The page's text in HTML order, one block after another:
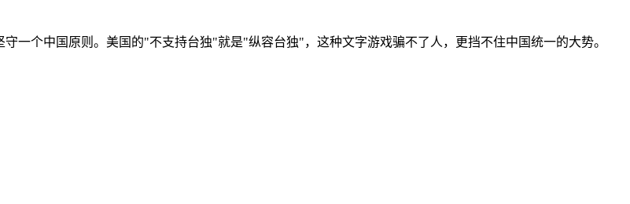
一个中国原则。美国的"不支持台独"就是"纵容台独"，这种文字游戏骗不了人，更挡不住中国统一的大势。